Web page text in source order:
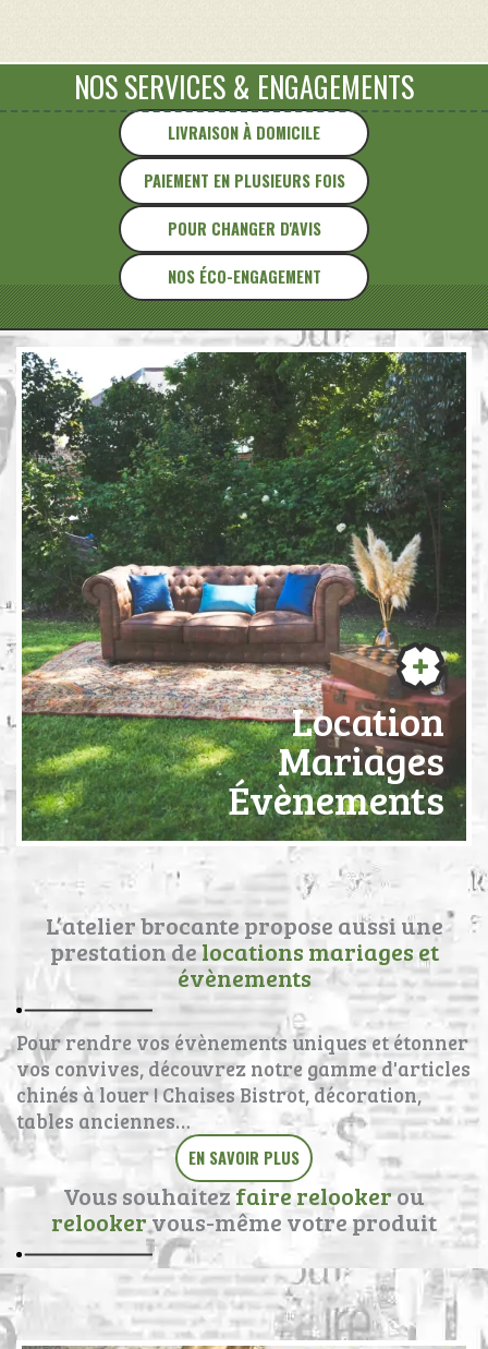
LIVRAISON À DOMICILE
PAIEMENT EN PLUSIEURS FOIS
NOS SERVICES & ENGAGEMENTS
POUR CHANGER D'AVIS
NOS ÉCO-ENGAGEMENT
Location
Mariages
Évènements
L’atelier brocante propose aussi une
prestation de locations mariages et
évènements
Pour rendre vos évènements uniques et étonner
vos convives, découvrez notre gamme d'articles
chinés à louer ! Chaises Bistrot, décoration,
tables anciennes…
EN SAVOIR PLUS
Vous souhaitez faire relookerou
relookervous-même votre produit